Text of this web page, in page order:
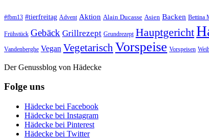
#fbm13 #tierfreitag Advent Aktion Alain Ducasse Asien Backen Bettina
Frühstück Gebäck Grillrezept Grundrezept Hauptgericht
Vandenberghe Vegan Vegetarisch Vorspeise Vorspeisen
Der Genussblog von Hädecke
Folge uns
Hädecke bei Facebook
Hädecke bei Instagram
Hädecke bei Pinterest
Hädecke bei Twitter